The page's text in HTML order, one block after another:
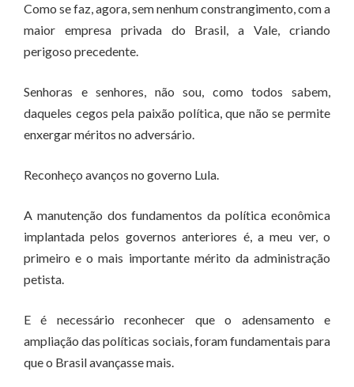
Como se faz, agora, sem nenhum constrangimento, com a
maior empresa privada do Brasil, a Vale, criando
perigoso precedente.
Senhoras e senhores, não sou, como todos sabem,
daqueles cegos pela paixão política, que não se permite
enxergar méritos no adversário.
Reconheço avanços no governo Lula.
A manutenção dos fundamentos da política econômica
implantada pelos governos anteriores é, a meu ver, o
primeiro e o mais importante mérito da administração
petista.
E é necessário reconhecer que o adensamento e
ampliação das políticas sociais, foram fundamentais para
que o Brasil avançasse mais.